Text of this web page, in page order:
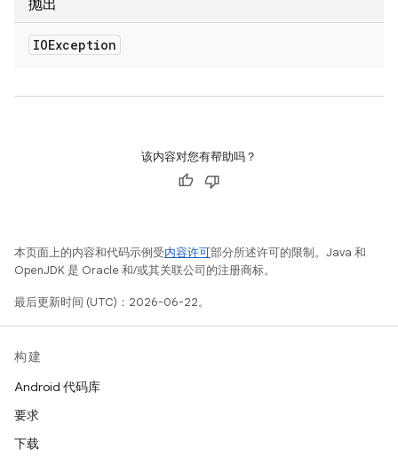
抛出
IOException
该内容对您有帮助吗？
本页面上的内容和代码示例受内容许可部分所述许可的限制。Java 和
OpenJDK 是 Oracle 和/或其关联公司的注册商标。
最后更新时间 (UTC)：2026-06-22。
构建
Android 代码库
要求
下载